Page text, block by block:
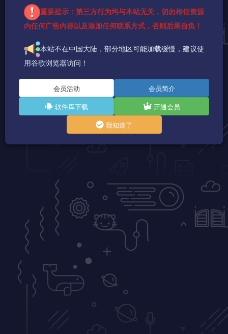
重要提示：第三方行为均与本站无关，切勿相信资源
内任何广告内容以及添加任何联系方式，否则后果自负！
本站不在中国大陆，部分地区可能加载缓慢，建议使
用谷歌浏览器访问！
会员活动
会员简介
软件库下载
开通会员
我知道了